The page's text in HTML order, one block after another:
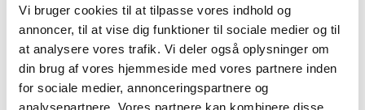
Vi bruger cookies til at tilpasse vores indhold og
annoncer, til at vise dig funktioner til sociale medier og til
at analysere vores trafik. Vi deler også oplysninger om
din brug af vores hjemmeside med vores partnere inden
for sociale medier, annonceringspartnere og